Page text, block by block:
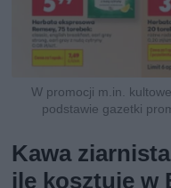
W promocji m.in.
podstawie gazetki
Kawa
ile kosztuje w